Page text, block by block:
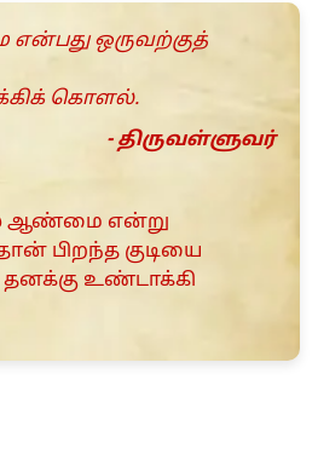
என்பது ஒருவற்குத்
கொளல்.
- திருவள்ளுவர்
ஆண்மை என்று
பிறந்த குடியை
உண்டாக்கி